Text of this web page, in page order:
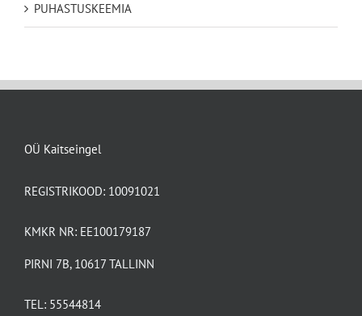
PUHASTUSKEEMIA
OÜ Kaitseingel
REGISTRIKOOD: 10091021
KMKR NR: EE100179187
PIRNI 7B, 10617 TALLINN
TEL: 55544814